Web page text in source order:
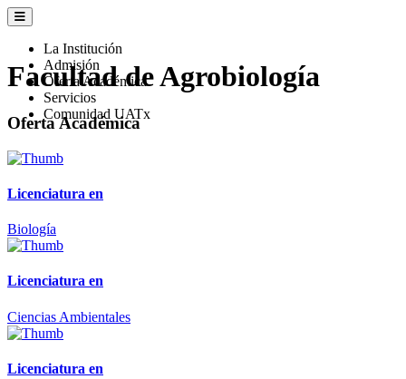
La Institución
Admisión
Oferta Académica
Servicios
Comunidad UATx
Facultad de Agrobiología
Oferta Académica
Licenciatura en
Biología
Licenciatura en
Ciencias Ambientales
Licenciatura en